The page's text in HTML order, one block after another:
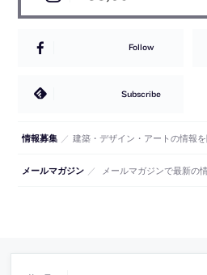
Follow
Subscribe
情報募集 ／ 建築・デザイン・アートの情報を
メールマガジン ／ メールマガジンで最新の